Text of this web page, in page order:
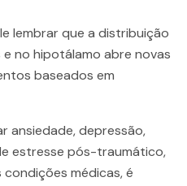
lembrar que a distribuição
e no hipotálamo abre novas
baseados em
ansiedade, depressão,
estresse pós-traumático,
médicas, é